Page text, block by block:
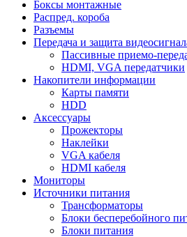
Боксы монтажные
Распред. короба
Разъемы
Передача и защита
Пассивные приемо-
HDMI, VGA передатчики
Накопители информации
Карты памяти
HDD
Аксессуары
Прожекторы
Наклейки
VGA кабеля
HDMI кабеля
Мониторы
Источники питания
Трансформаторы
Блоки бесперебойного
Блоки питания